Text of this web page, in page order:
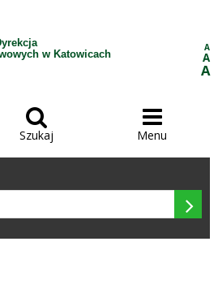
w Katowicach
A
A
A

Szukaj

Menu
